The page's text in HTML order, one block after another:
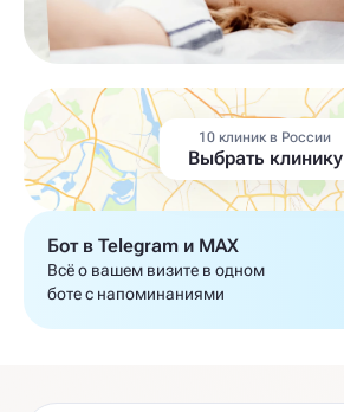
10 клиник в России
Выбрать клинику
Бот в Telegram и MAX
Всё о вашем визите в одном
боте с напоминаниями